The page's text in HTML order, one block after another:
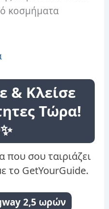
κοσμήματα
& Κλείσε
Τώρα!
που σου ταιριάζει
το GetYourGuide.
2,5 ωρών